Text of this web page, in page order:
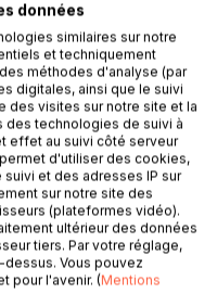
ne devrait jamais se
un hall d'accueil ou à
section "à propos" d'un
découvrirez, grâce à
management de la
votre
et vision) à travers
données
similaires sur notre
et techniquement
méthodes d'analyse (par
digitales, ainsi que le suivi
des visites sur notre site et la
des technologies de suivi à
effet au suivi côté serveur
d'utiliser des cookies,
et des adresses IP sur
sur notre site des
(plateformes vidéo).
ultérieur des données
tiers. Par votre réglage,
Vous pouvez
pour l'avenir. (Mentions